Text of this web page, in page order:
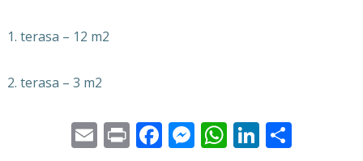
1. terasa – 12 m2
2. terasa – 3 m2
EmailPrintFacebook
Messenger
WhatsApp
LinkedIn